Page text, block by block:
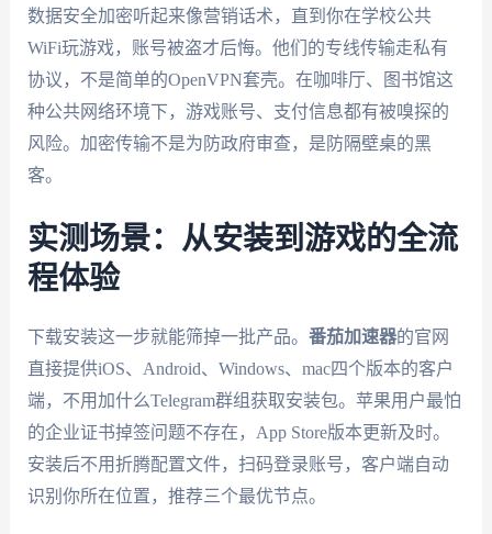
数据安全加密听起来像营销话术，直到你在学校公共
WiFi玩游戏，账号被盗才后悔。他们的专线传输走私有
协议，不是简单的OpenVPN套壳。在咖啡厅、图书馆这
种公共网络环境下，游戏账号、支付信息都有被嗅探的
风险。加密传输不是为防政府审查，是防隔壁桌的黑
客。
实测场景：从安装到游戏的全流
程体验
下载安装这一步就能筛掉一批产品。 番茄加速器的官网
直接提供iOS、Android、Windows、mac四个版本的客户
端，不用加什么Telegram群组获取安装包。苹果用户最怕
的企业证书掉签问题不存在，App Store版本更新及时。
安装后不用折腾配置文件，扫码登录账号，客户端自动
识别你所在位置，推荐三个最优节点。